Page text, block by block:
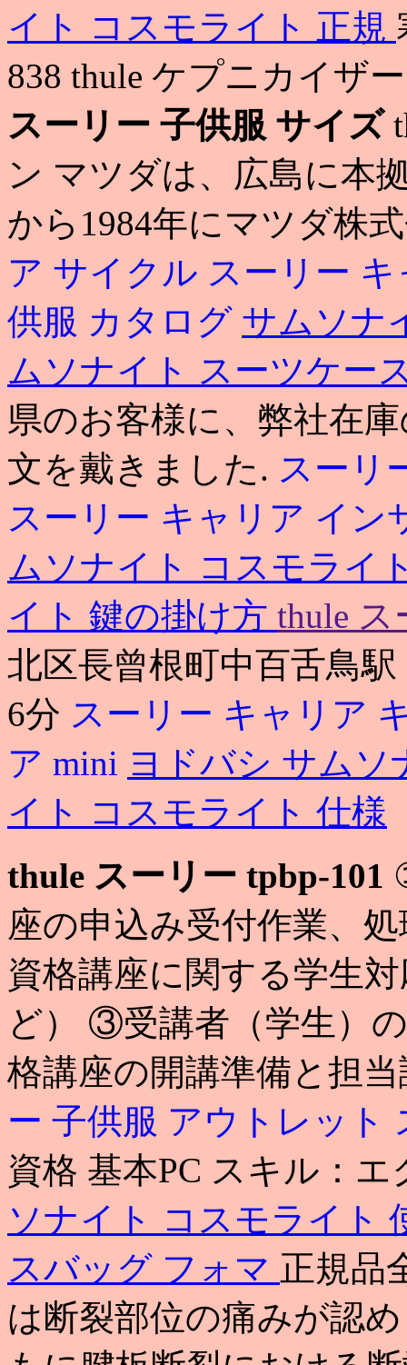
イト コスモライト 正規
838 thule ケプニカイザ
スーリー 子供服 サイズ
ン マツダは、広島に本
から1984年にマツダ株
ア サイクル スーリー
供服 カタログ サムソナ
ムソナイト スーツケー
県のお客様に、弊社在
文を戴きました. スーリ
スーリー キャリア イン
ムソナイト コスモライ
イト 鍵の掛け方 thule
北区長曾根町中百舌鳥駅
6分 スーリー キャリア
ア mini ヨドバシ サム
イト コスモライト 仕様
thule スーリー tpbp-101
座の申込み受付作業、
資格講座に関する学生
ど） ③受講者（学生）
格講座の開講準備と担
ー 子供服 アウトレット
資格 基本PC スキル：
ソナイト コスモライト
スバッグ フォマ 正規品
は断裂部位の痛みが認